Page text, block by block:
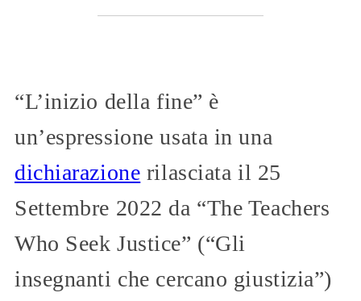
“L’inizio della fine” è
un’espressione usata in una
dichiarazione rilasciata il 25
Settembre 2022 da “The Teachers
Who Seek Justice” (“Gli
insegnanti che cercano giustizia”)